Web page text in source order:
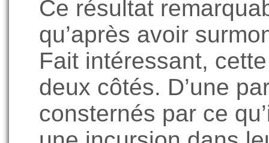
Ce résultat
qu’après avoir
Fait intéressant,
deux côtés. D’une
consternés par ce